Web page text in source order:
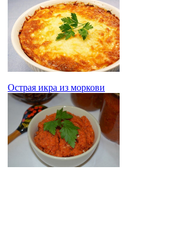
Острая икра из моркови